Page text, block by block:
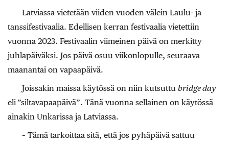
Latviassa vietetään viiden vuoden välein Laulu- ja
tanssifestivaalia. Edellisen kerran festivaalia vietettiin
vuonna 2023. Festivaalin viimeinen päivä on merkitty
juhlapäiväksi. Jos päivä osuu viikonlopulle, seuraava
maanantai on vapaapäivä.
Joissakin maissa käytössä on niin kutsuttu bridge day
eli ”siltavapaapäivä”. Tänä vuonna sellainen on käytössä
ainakin Unkarissa ja Latviassa.
– Tämä tarkoittaa sitä, että jos pyhäpäivä sattuu